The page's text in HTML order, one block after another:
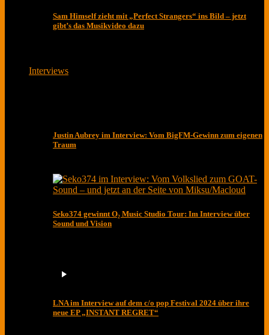
Sam Himself zieht mit „Perfect Strangers“ ins Bild – jetzt
gibt’s das Musikvideo dazu
Interviews
Justin Aubrey im Interview: Vom BigFM-Gewinn zum eigenen
Traum
Seko374 gewinnt O₂ Music Studio Tour: Im Interview über
Sound und Vision
LNA im Interview auf dem c/o pop Festival 2024 über ihre
neue EP „INSTANT REGRET“